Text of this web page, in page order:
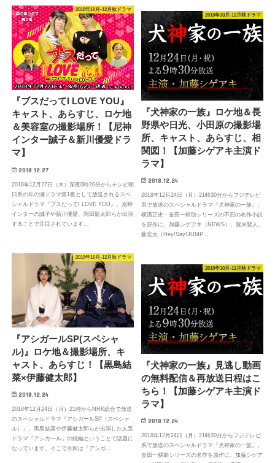
2018年10月-12月秋ドラマ
『ブスだってI LOVE YOU』
キャスト、あらすじ、ロケ地
＆美容室の撮影場所！【尼神
インター誠子＆新川優愛ドラ
マ】
2018.12.27
2018年12月27日（木）深夜0時20分からテレビ朝
日系の年の瀬ドラマ第1夜として放送されるスペ
シャルドラマ『ブスだってI LOVE YOU』。尼神
インターの誠子や新川優愛、岡田龍太郎らが出演
することで注目されています…
2018年10月-12月秋ドラマ
『犬神家の一族』ロケ地＆長
野県や日光、小田原の撮影場
所、キャスト、あらすじ、相
関図！【加藤シゲアキ主演ド
ラマ】
2018.12.24
2018年12月24日（月）21時30分からフジテレビ
系で放送のスペシャルドラマ『犬神家の一族』。
横溝正史・金田一耕助シリーズの不屈の名作小説
を原作に、加藤シゲアキ（NEWS）、賀来賢人、
薮宏太（Hey!Say!JUMP…
2018年10月-12月秋ドラマ
『アシガールSP(スペシャ
ル)』ロケ地＆撮影場所、キ
ャスト、あらすじ！【黒島結
菜×伊藤健太郎】
2018.12.24
2018年12月24日（月）21時からNHK総合で放送
のスペシャルドラマ『アシガールSP（スペシャ
ル）』。黒島結菜や伊藤健太郎らが出演した人気
ドラマ『アシガール』の続編ということで話題に
なっています。そこで今回は『アシガ…
2018年10月-12月秋ドラマ
『犬神家の一族』見逃し動画
の無料配信＆再放送日程はこ
ちら！【加藤シゲアキ主演ド
ラマ】
2018.12.24
2018年12月24日（月）21時30分からフジテレビ
系で放送のスペシャルドラマ『犬神家の一族』。
金田一耕助シリーズの名作を原作に、加藤シゲア